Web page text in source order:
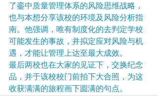
了銮中质量管理体系的风险思维战略，
也与本想分享该校的环境及风险分析指
南。他强调，唯有制度化的去判定学校
可能发生的事故，并拟定应对风险与机
遇，才能让管理上达至最大成效。
最后两校也在大家的见证下，交换纪念
品，并于该校校门前拍下大合照，为这
收获满满的旅程画下圆满的句点。